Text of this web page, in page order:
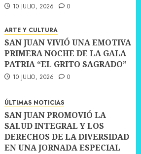
10 JULIO, 2026 0
ARTE Y CULTURA
SAN JUAN VIVIÓ UNA EMOTIVA
PRIMERA NOCHE DE LA GALA
PATRIA “EL GRITO SAGRADO”
10 JULIO, 2026 0
ÚLTIMAS NOTICIAS
SAN JUAN PROMOVIÓ LA
SALUD INTEGRAL Y LOS
DERECHOS DE LA DIVERSIDAD
EN UNA JORNADA ESPECIAL